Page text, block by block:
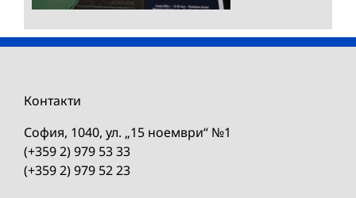
Контакти
София, 1040, ул. „15 ноември“ №1
(+359 2) 979 53 33
(+359 2) 979 52 23